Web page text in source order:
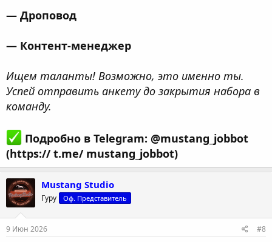
— Дроповод
— Контент-менеджер
Ищем таланты! Возможно, это именно ты.
Успей отправить анкету до закрытия набора в
команду.
Подробно в Telegram: @mustang_jobbot
(https:// t.me/ mustang_jobbot)
Mustang Studio
Гуру Оф. Представитель
9 Июн 2026 #8